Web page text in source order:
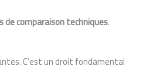
de comparaison techniques.
C’est un droit fondamental